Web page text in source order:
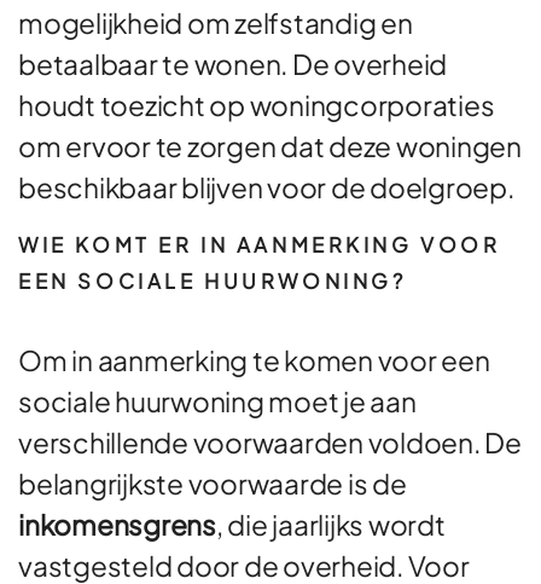
mogelijkheid om zelfstandig en
betaalbaar te wonen. De overheid
houdt toezicht op woningcorporaties
om ervoor te zorgen dat deze woningen
beschikbaar blijven voor de doelgroep.
WIE KOMT ER IN AANMERKING VOOR
EEN SOCIALE HUURWONING?
Om in aanmerking te komen voor een
sociale huurwoning moet je aan
verschillende voorwaarden voldoen. De
belangrijkste voorwaarde is de
inkomensgrens, die jaarlijks wordt
vastgesteld door de overheid. Voor